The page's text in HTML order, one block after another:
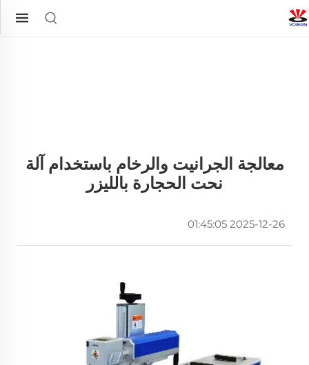
معالجة الجرانيت والرخام باستخدام آلة
نحت الحجارة بالليزر
2025-12-26 01:45:05